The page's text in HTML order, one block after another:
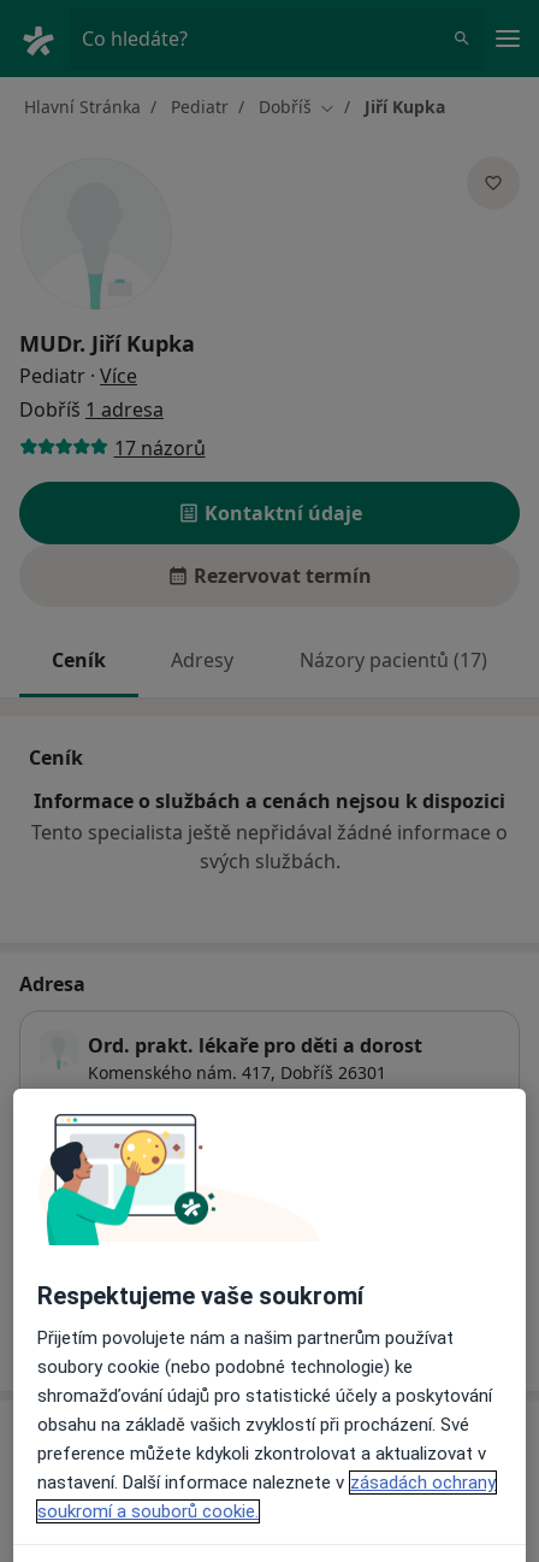
Co hledáte?
Hlavní Stránka Pediatr Dobříš Změna města
Jiří Kupka
MUDr. Jiří Kupka
Pediatr · Více
Dobříš 1 adresa
17 názorů
Kontaktní údaje
Rezervovat termín
Ceník Adresy Názory pacientů (17)
Ceník
Informace o službách a cenách nejsou k dispozici
Tento specialista ještě nepřidával žádné informace o
svých službách.
Adresa
Ord. prakt. lékaře pro děti a dorost
Komenského nám. 417, Dobříš 26301
Dostupnost
Na této adrese online kalendář není aktivní
Co mám v takové situaci udělat?
Víceo adrese
Názory
Přidejte svůj názor
Respektujeme vaše soukromí
Přijetím povolujete nám a našim partnerům používat
soubory cookie (nebo podobné technologie) ke
shromažďování údajů pro statistické účely a poskytování
obsahu na základě vašich zvyklostí při procházení. Své
preference můžete kdykoli zkontrolovat a aktualizovat v
nastavení. Další informace naleznete v zásadách ochrany
soukromí a souborů cookie.